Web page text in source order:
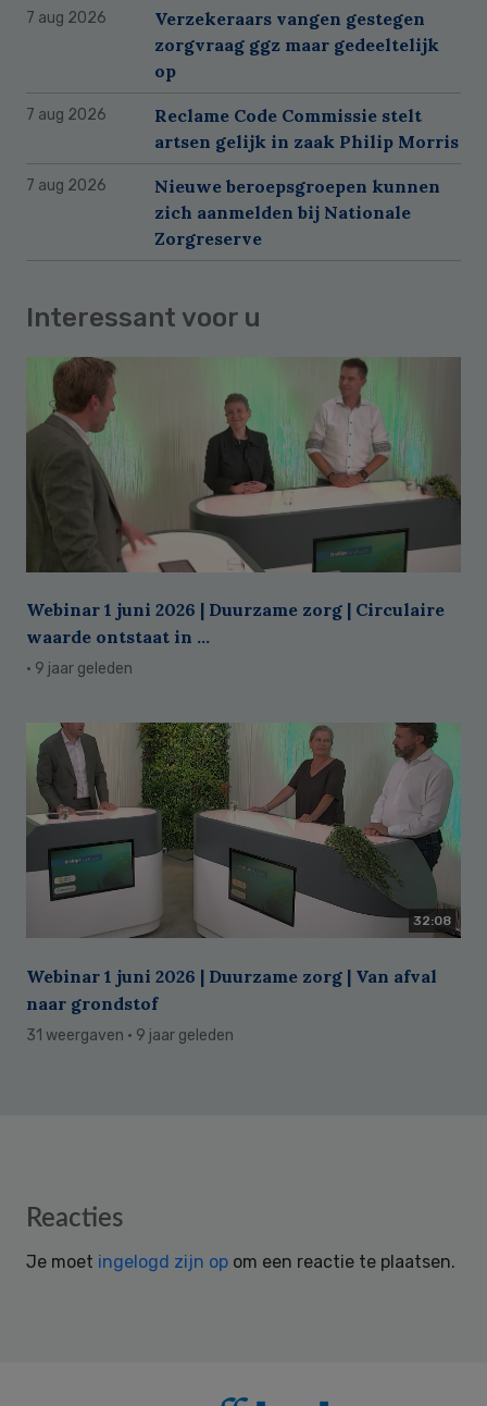
7 aug 2026
Verzekeraars vangen gestegen
zorgvraag ggz maar gedeeltelijk
op
7 aug 2026
Reclame Code Commissie stelt
artsen gelijk in zaak Philip Morris
7 aug 2026
Nieuwe beroepsgroepen kunnen
zich aanmelden bij Nationale
Zorgreserve
Interessant voor u
Webinar 1 juni 2026 | Duurzame zorg | Circulaire
waarde ontstaat in ...
· 9 jaar geleden
32:08
Webinar 1 juni 2026 | Duurzame zorg | Van afval
naar grondstof
31 weergaven · 9 jaar geleden
Reader
Reacties
Je moet ingelogd zijn op om een reactie te plaatsen.